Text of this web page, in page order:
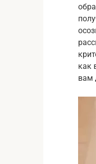
как
вам